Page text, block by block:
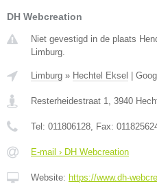
DH Webcreation
Niet gevestigd in de plaats
Limburg.
Limburg » Hechtel Eksel
Resterheidestraat 1, 3940
Tel: 011806128, Fax:
E-mail › DH Webcreation
Website: https://www.dh-